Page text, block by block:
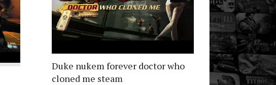
Duke nukem forever doctor who
cloned me steam